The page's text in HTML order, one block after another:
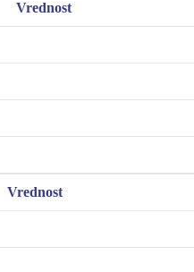
Vrednost
Vrednost